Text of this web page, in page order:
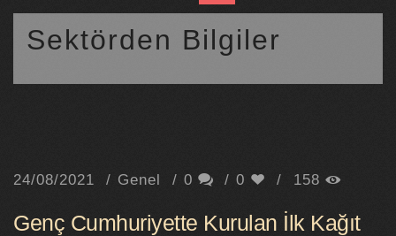
Sektörden Bilgiler
24/08/2021 Genel 0 0 158
Genç Cumhuriyette Kurulan İlk Kağıt